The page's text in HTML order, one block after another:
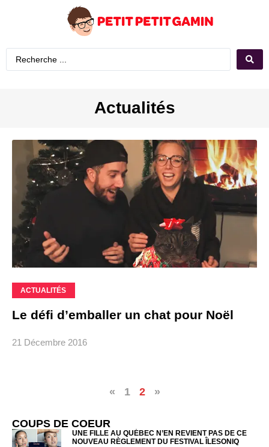
Actualités
ACTUALITÉS
Le défi d’emballer un chat pour Noël
21 Décembre 2016
« 1 2 »
COUPS DE COEUR
UNE FILLE AU QUÉBEC N’EN REVIENT PAS DE CE
NOUVEAU RÈGLEMENT DU FESTIVAL ÎLESONIQ